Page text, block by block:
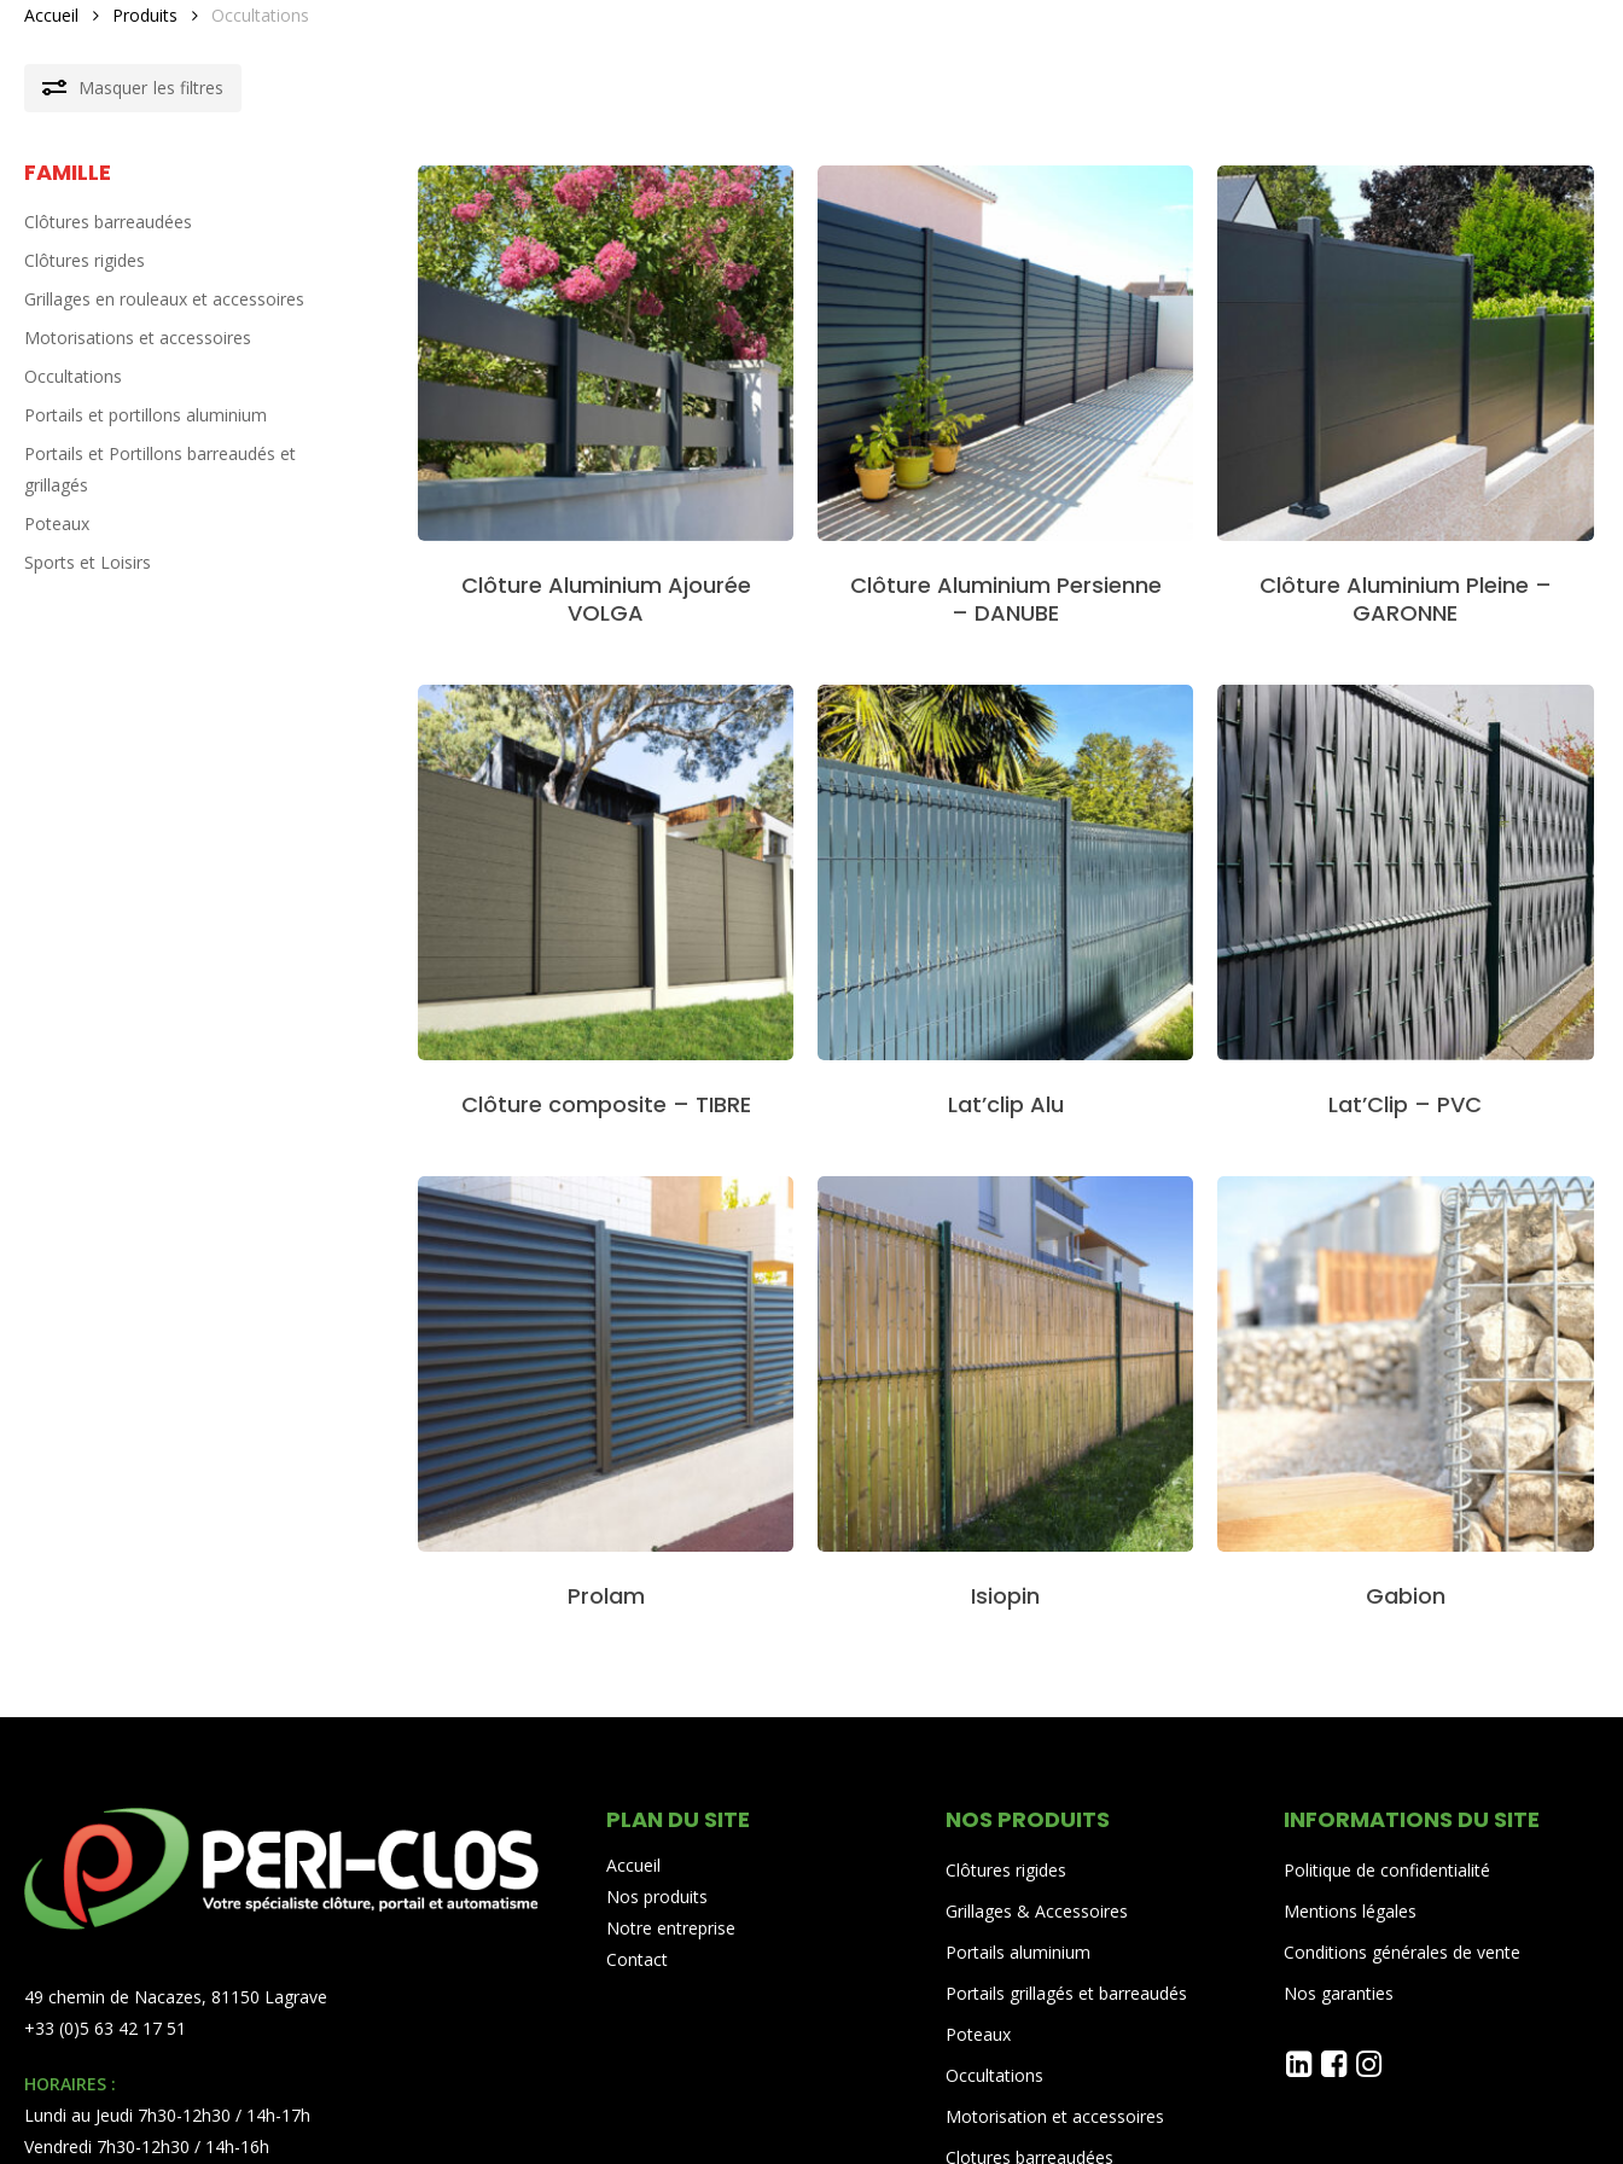
Accueil Produits Occultations
Masquer les filtres
FAMILLE
Clôtures barreaudées
Clôtures rigides
Grillages en rouleaux et accessoires
Motorisations et accessoires
Occultations
Portails et portillons aluminium
Portails et Portillons barreaudés et
grillagés
Poteaux
Sports et Loisirs
Clôture Aluminium Ajourée
VOLGA
Clôture Aluminium Persienne
– DANUBE
Clôture Aluminium Pleine –
GARONNE
Clôture composite – TIBRE Lat’clip Alu Lat’Clip – PVC
Prolam Isiopin Gabion
49 chemin de Nacazes, 81150 Lagrave
+33 (0)5 63 42 17 51
HORAIRES :
Lundi au Jeudi 7h30-12h30 / 14h-17h
Vendredi 7h30-12h30 / 14h-16h
PLAN DU SITE
Accueil
Nos produits
Notre entreprise
Contact
NOS PRODUITS
Clôtures rigides
Grillages & Accessoires
Portails aluminium
Portails grillagés et barreaudés
Poteaux
Occultations
Motorisation et accessoires
Clotures barreaudées
INFORMATIONS DU SITE
Politique de confidentialité
Mentions légales
Conditions générales de vente
Nos garanties